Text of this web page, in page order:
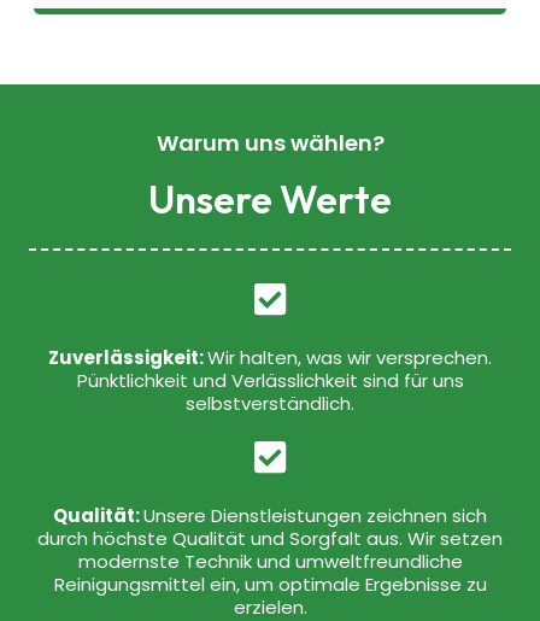
Warum uns wählen?
Unsere Werte
Zuverlässigkeit:Wir halten, was wir versprechen.
Pünktlichkeit und Verlässlichkeit sind für uns
selbstverständlich.
Qualität:Unsere Dienstleistungen zeichnen sich
durch höchste Qualität und Sorgfalt aus. Wir setzen
modernste Technik und umweltfreundliche
Reinigungsmittel ein, um optimale Ergebnisse zu
erzielen.